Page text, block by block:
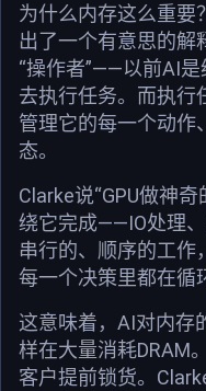
为什么内存这么重要
出了一个有意思的解
“操作者”——以前AI
去执行任务。而执行
管理它的每一个动作
态。
Clarke说“GPU做神
绕它完成——IO处理
串行的、顺序的工作
每一个决策里都在循
这意味着，AI对内存
样在大量消耗DRAM
客户提前锁货。